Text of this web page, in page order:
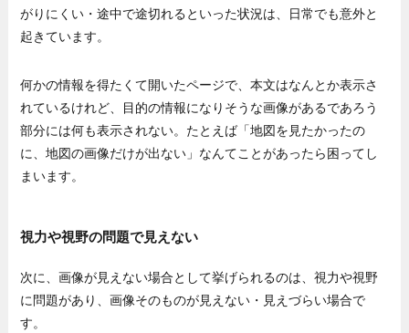
がりにくい・途中で途切れるといった状況は、日常でも意外と
起きています。
何かの情報を得たくて開いたページで、本文はなんとか表示さ
れているけれど、目的の情報になりそうな画像があるであろう
部分には何も表示されない。たとえば「地図を見たかったの
に、地図の画像だけが出ない」なんてことがあったら困ってし
まいます。
視力や視野の問題で見えない
次に、画像が見えない場合として挙げられるのは、視力や視野
に問題があり、画像そのものが見えない・見えづらい場合で
す。